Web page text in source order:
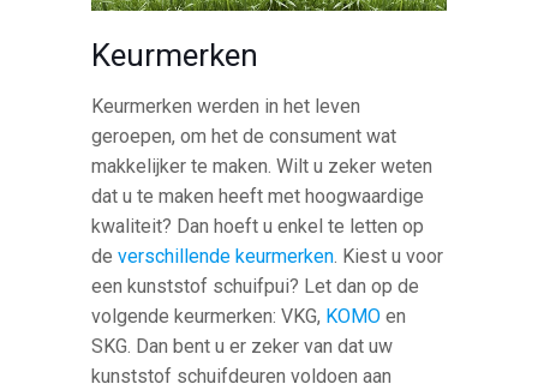
Keurmerken
Keurmerken werden in het leven
geroepen, om het de consument wat
makkelijker te maken. Wilt u zeker weten
dat u te maken heeft met hoogwaardige
kwaliteit? Dan hoeft u enkel te letten op
deverschillende keurmerken. Kiest u voor
een kunststof schuifpui? Let dan op de
volgende keurmerken: VKG, KOMO en
SKG. Dan bent u er zeker van dat uw
kunststof schuifdeuren voldoen aan